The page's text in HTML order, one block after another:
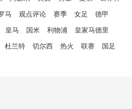
马 观点评论 赛季 女足 德甲
皇马 国米 利物浦 皇家马德里
杜兰特 切尔西 热火 联赛 国足